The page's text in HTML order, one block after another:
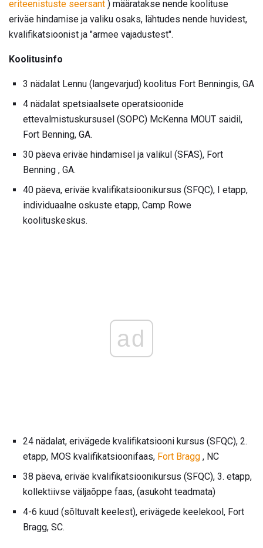
eriteenistuste seersant ) määratakse nende koolituse
eriväe hindamise ja valiku osaks, lähtudes nende huvidest,
kvalifikatsioonist ja "armee vajadustest".
Koolitusinfo
3 nädalat Lennu (langevarjud) koolitus Fort Benningis, GA
4 nädalat spetsiaalsete operatsioonide
ettevalmistuskursusel (SOPC) McKenna MOUT saidil,
Fort Benning, GA.
30 päeva eriväe hindamisel ja valikul (SFAS), Fort
Benning , GA.
40 päeva, eriväe kvalifikatsioonikursus (SFQC), I etapp,
individuaalne oskuste etapp, Camp Rowe
koolituskeskus.
ad
24 nädalat, erivägede kvalifikatsiooni kursus (SFQC), 2.
etapp, MOS kvalifikatsioonifaas, Fort Bragg , NC
38 päeva, eriväe kvalifikatsioonikursus (SFQC), 3. etapp,
kollektiivse väljaõppe faas, (asukoht teadmata)
4-6 kuud (sõltuvalt keelest), erivägede keelekool, Fort
Bragg, SC.